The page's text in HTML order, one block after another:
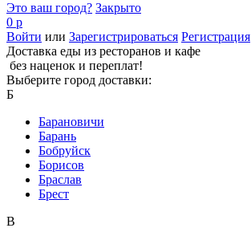
Это ваш город? Закрыто
0 р
Войти или Зарегистрироваться Регистрация
Доставка еды из ресторанов и кафе
без наценок и переплат!
Выберите город доставки:
Б
Барановичи
Барань
Бобруйск
Борисов
Браслав
Брест
В